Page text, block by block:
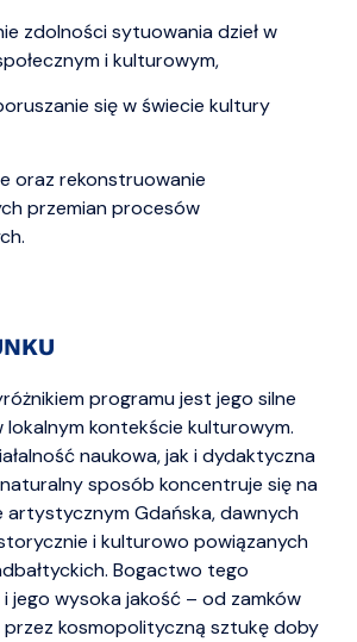
zdolności sytuowania dzieł w
i kulturowym,
się w świecie kultury
oraz rekonstruowanie
przemian procesów
programu jest jego silne
lokalnym kontekście kulturowym.
naukowa, jak i dydaktyczna
sposób koncentruje się na
artystycznym Gdańska, dawnych
i kulturowo powiązanych
Bogactwo tego
jego wysoka jakość – od zamków
przez kosmopolityczną sztukę doby